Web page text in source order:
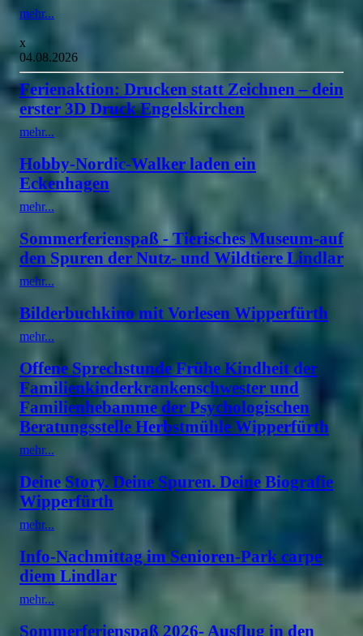
mehr...
x
04.08.2026
Ferienaktion: Drucken statt Zeichnen – dein
erster 3D Druck Engelskirchen
mehr...
Hobby-Nordic-Walker laden ein
Eckenhagen
mehr...
Sommerferienspaß - Tierisches Museum-auf
den Spuren der Nutz- und Wildtiere Lindlar
mehr...
Bilderbuchkino mit Vorlesen Wipperfürth
mehr...
Offene Sprechstunde Frühe Kindheit der
Familienkinderkrankenschwester und
Familienhebamme der Psychologischen
Beratungsstelle Herbstmühle Wipperfürth
mehr...
Deine Story. Deine Spuren. Deine Biografie
Wipperfürth
mehr...
Info-Nachmittag im Senioren-Park carpe
diem Lindlar
mehr...
Sommerferienspaß 2026- Ausflug in den